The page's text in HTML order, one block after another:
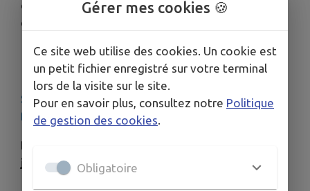
dénicher des perles rares et passer une journée
conviviale en famille ou entre amis.
Dès 6h00 du matin - Ainay-le-Château
(03360)
Si vous souhaitez exposer, télécharger le
formulaire d’inscription
Restauration & Buvette sur place toute la
journée :
Gérer mes cookies 🍪
Ce site web utilise des cookies. Un cookie est
un petit fichier enregistré sur votre terminal
lors de la visite sur le site.
Pour en savoir plus, consultez notre Politique
de gestion des cookies.
Obligatoire